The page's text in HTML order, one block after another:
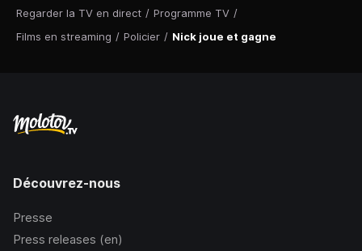
Regarder la TV en direct / Programme TV /
Films en streaming / Policier / Nick joue et gagne
Découvrez-nous
Presse
Press releases (en)